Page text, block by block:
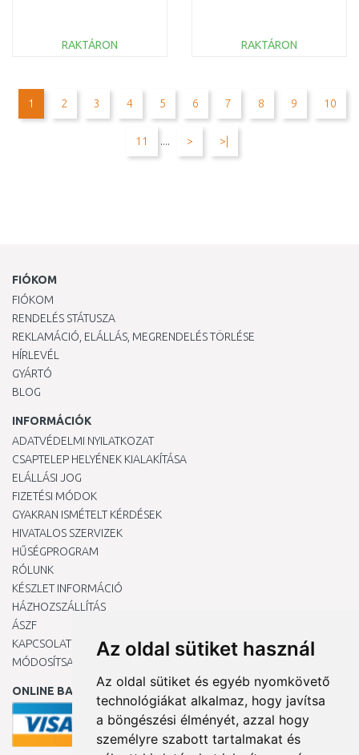
Az oldal sütiket használ
Az oldal sütiket és egyéb nyomkövető
technológiákat alkalmaz, hogy javítsa
a böngészési élményét, azzal hogy
személyre szabott tartalmakat és
RAKTÁRON
Összehasonlítás
RAKTÁRON
Összehasonlítás
1 2 3 4 5 6 7 8 9 10
11 .... > >|
FIÓKOM
FIÓKOM
RENDELÉS STÁTUSZA
REKLAMÁCIÓ, ELÁLLÁS, MEGRENDELÉS TÖRLÉSE
HÍRLEVÉL
GYÁRTÓ
BLOG
INFORMÁCIÓK
ADATVÉDELMI NYILATKOZAT
CSAPTELEP HELYÉNEK KIALAKÍTÁSA
ELÁLLÁSI JOG
FIZETÉSI MÓDOK
GYAKRAN ISMÉTELT KÉRDÉSEK
HIVATALOS SZERVIZEK
HŰSÉGPROGRAM
RÓLUNK
KÉSZLET INFORMÁCIÓ
HÁZHOZSZÁLLÍTÁS
ÁSZF
KAPCSOLAT
MÓDOSÍTSA A COOKIE-BEÁLLÍTÁSAIMAT
ONLINE BANKKÁRTYÁVAL